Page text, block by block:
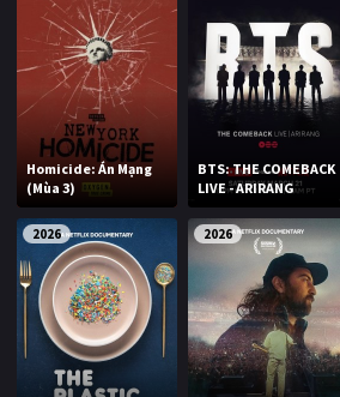
Homicide: Án Mạng
(Mùa 3)
BTS: THE COMEBACK
LIVE - ARIRANG
2026 2026